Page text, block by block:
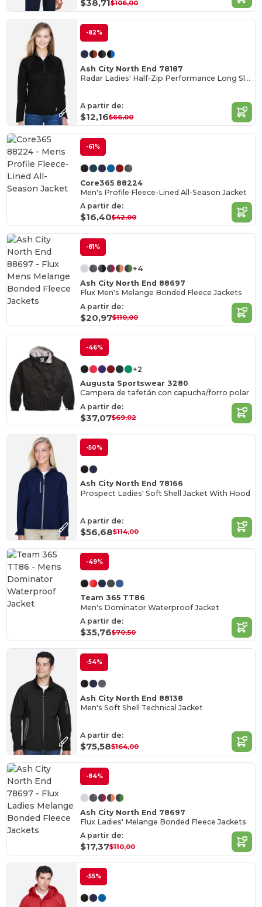
$38,71$106,00
-82%
Ash City North End 78187
Radar Ladies' Half-Zip Performance Long Sleeve Top
A partir de:
$12,16$66,00
-61%
Core365 88224
Men's Profile Fleece-Lined All-Season Jacket
A partir de:
$16,40$42,00
-81%
+4
Ash City North End 88697
Flux Men's Melange Bonded Fleece Jackets
A partir de:
$20,97$110,00
-46%
+2
Augusta Sportswear 3280
Campera de tafetán con capucha/forro polar
A partir de:
$37,07$69,02
-50%
Ash City North End 78166
Prospect Ladies' Soft Shell Jacket With Hood
A partir de:
$56,68$114,00
-49%
Team 365 TT86
Men's Dominator Waterproof Jacket
A partir de:
$35,76$70,50
-54%
Ash City North End 88138
Men's Soft Shell Technical Jacket
A partir de:
$75,58$164,00
-84%
Ash City North End 78697
Flux Ladies' Melange Bonded Fleece Jackets
A partir de:
$17,37$110,00
-55%